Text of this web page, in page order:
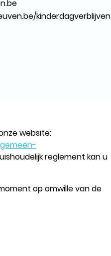
kinderdagverblijven
website:
reglement kan u
op omwille van de